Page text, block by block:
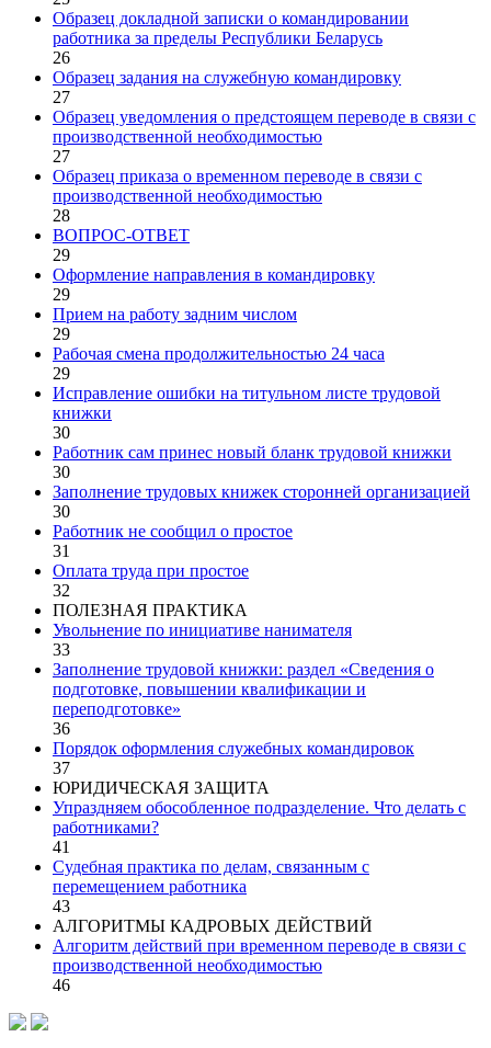
Образец докладной записки о командировании
работника за пределы Республики Беларусь
26
Образец задания на служебную командировку
27
Образец уведомления о предстоящем переводе в связи с
производственной необходимостью
27
Образец приказа о временном переводе в связи с
производственной необходимостью
28
ВОПРОС-ОТВЕТ
29
Оформление направления в командировку
29
Прием на работу задним числом
29
Рабочая смена продолжительностью 24 часа
29
Исправление ошибки на титульном листе трудовой
книжки
30
Работник сам принес новый бланк трудовой книжки
30
Заполнение трудовых книжек сторонней организацией
30
Работник не сообщил о простое
31
Оплата труда при простое
32
ПОЛЕЗНАЯ ПРАКТИКА
Увольнение по инициативе нанимателя
33
Заполнение трудовой книжки: раздел «Сведения о
подготовке, повышении квалификации и
переподготовке»
36
Порядок оформления служебных командировок
37
ЮРИДИЧЕСКАЯ ЗАЩИТА
Упраздняем обособленное подразделение. Что делать с
работниками?
41
Судебная практика по делам, связанным с
перемещением работника
43
АЛГОРИТМЫ КАДРОВЫХ ДЕЙСТВИЙ
Алгоритм действий при временном переводе в связи с
производственной необходимостью
46